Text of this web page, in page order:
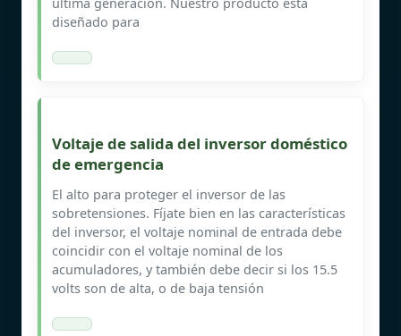
diseñado para
Voltaje de salida del inversor doméstico
de emergencia
El alto para proteger el inversor de las
sobretensiones. Fíjate bien en las características
del inversor, el voltaje nominal de entrada debe
coincidir con el voltaje nominal de los
acumuladores, y también debe decir si los 15.5
volts son de alta, o de baja tensión